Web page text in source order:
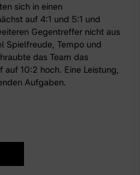
sich in einen
auf 4:1 und 5:1 und
Gegentreffer nicht aus
Spielfreude, Tempo und
das Team das
10:2 hoch. Eine Leistung,
Aufgaben.